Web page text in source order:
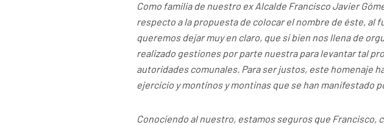
Como familia de nuestro ex Alcalde Francisco Javier
respecto a la propuesta de colocar el nombre de éste, al
queremos dejar muy en claro, que si bien nos llena de
realizado gestiones por parte nuestra para levantar tal
autoridades comunales. Para ser justos, este homenaje
ejercicio y montinos y montinas que se han manifestado
Conociendo al nuestro, estamos seguros que Francisco,